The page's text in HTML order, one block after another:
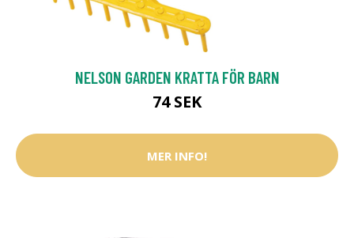
NELSON GARDEN KRATTA FÖR BARN
74 SEK
MER INFO!